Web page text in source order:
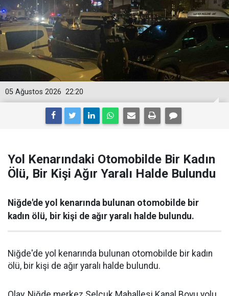
22:20
05 Ağustos 2026
Yol Kenarındaki Otomobilde Bir Kadın
Ölü, Bir Kişi Ağır Yaralı Halde Bulundu
Niğde'de yol kenarında bulunan otomobilde bir
kadın ölü, bir kişi de ağır yaralı halde bulundu.
Niğde'de yol kenarında bulunan otomobilde bir kadın
ölü, bir kişi de ağır yaralı halde bulundu.